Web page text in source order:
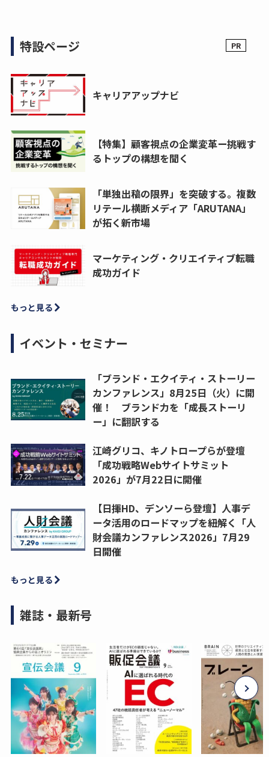
特設ページ
キャリアアップナビ
【特集】顧客視点の企業変革ー挑戦す
るトップの構想を聞く
「単独出稿の限界」を突破する。複数
リテール横断メディア「ARUTANA」
が拓く新市場
マーケティング・クリエイティブ転職
成功ガイド
もっと見る
イベント・セミナー
「ブランド・エクイティ・ストーリー
カンファレンス」8月25日（火）に開
催！ ブランド力を「成長ストーリ
ー」に翻訳する
江崎グリコ、キノトロープらが登壇
「成功戦略Webサイトサミット
2026」が7月22日に開催
【日揮HD、デンソーら登壇】人事デ
ータ活用のロードマップを紐解く「人
財会議カンファレンス2026」7月29
日開催
もっと見る
雑誌・最新号